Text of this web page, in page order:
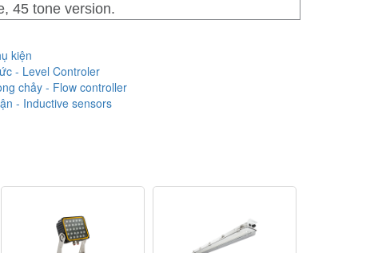
45 tone version.
kiện
- Level Controler
chảy - Flow controller
- Inductive sensors